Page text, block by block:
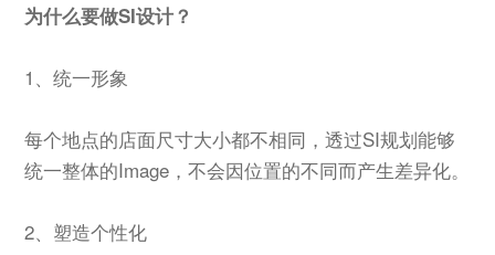
为什么要做SI设计？
1、统一形象
每个地点的店面尺寸大小都不相同，透过SI规划能够
统一整体的Image，不会因位置的不同而产生差异化。
2、塑造个性化